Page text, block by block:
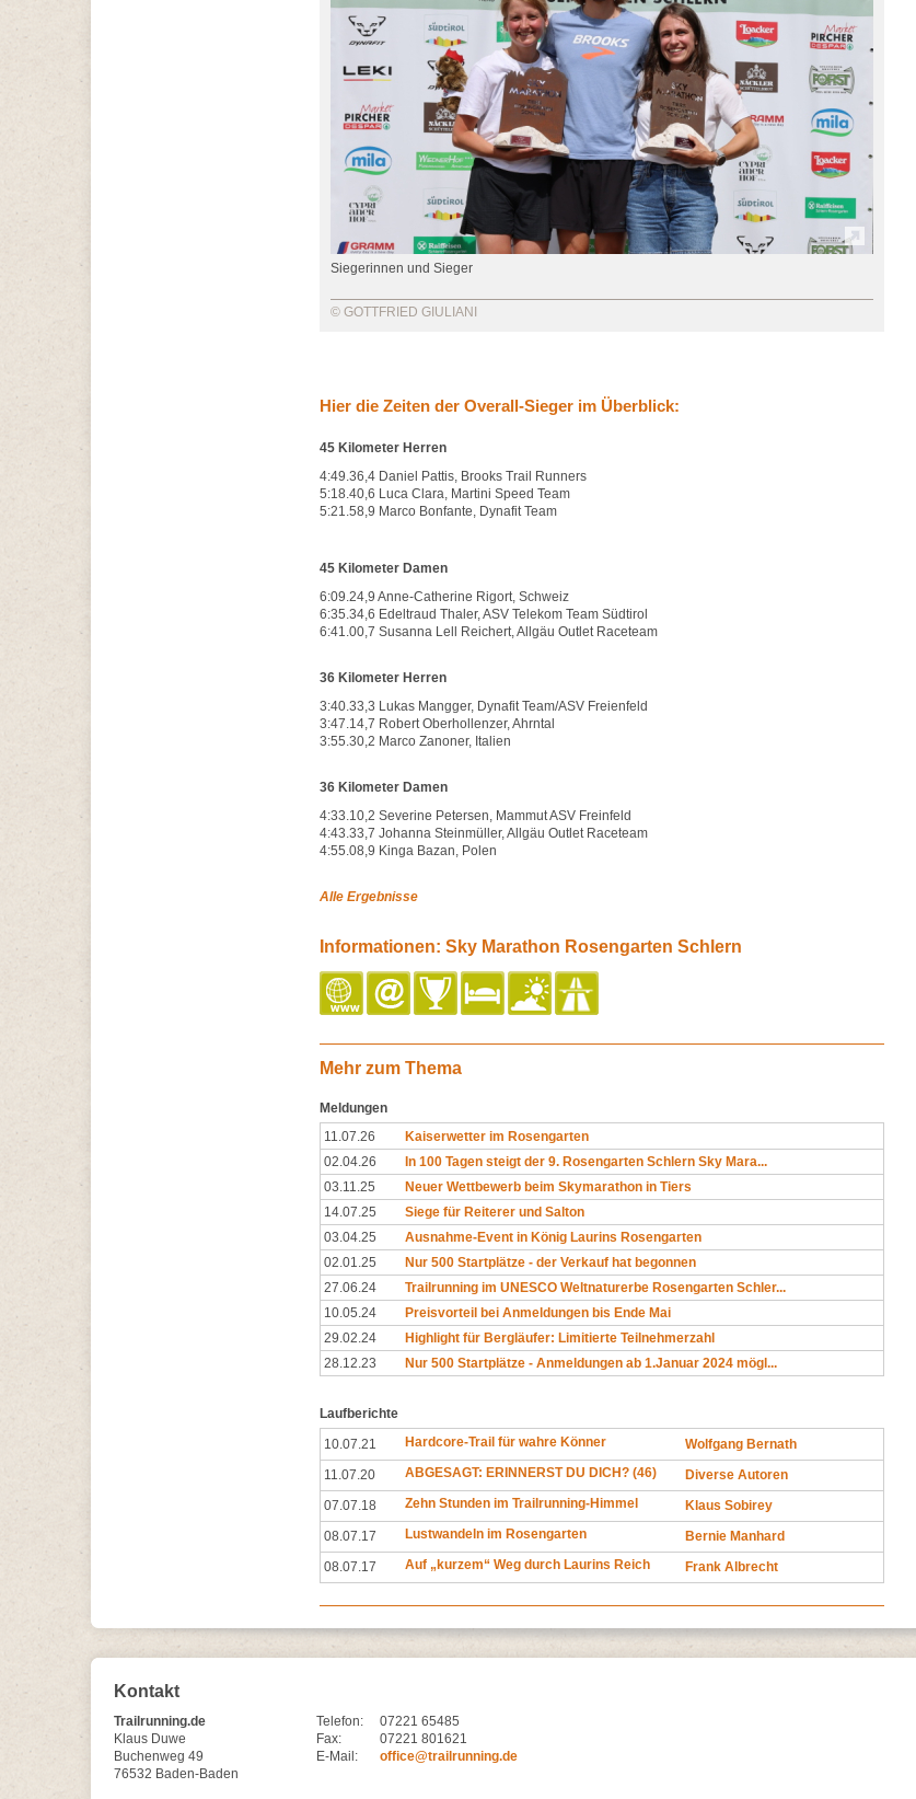
Siegerinnen und Sieger
© GOTTFRIED GIULIANI
Hier die Zeiten der Overall-Sieger im Überblick:
45 Kilometer Herren
4:49.36,4 Daniel Pattis, Brooks Trail Runners
5:18.40,6 Luca Clara, Martini Speed Team
5:21.58,9 Marco Bonfante, Dynafit Team
45 Kilometer Damen
6:09.24,9 Anne-Catherine Rigort, Schweiz
6:35.34,6 Edeltraud Thaler, ASV Telekom Team Südtirol
6:41.00,7 Susanna Lell Reichert, Allgäu Outlet Raceteam
36 Kilometer Herren
3:40.33,3 Lukas Mangger, Dynafit Team/ASV Freienfeld
3:47.14,7 Robert Oberhollenzer, Ahrntal
3:55.30,2 Marco Zanoner, Italien
36 Kilometer Damen
4:33.10,2 Severine Petersen, Mammut ASV Freinfeld
4:43.33,7 Johanna Steinmüller, Allgäu Outlet Raceteam
4:55.08,9 Kinga Bazan, Polen
Alle Ergebnisse
Informationen: Sky Marathon Rosengarten Schlern
Mehr zum Thema
Meldungen
11.07.26
Kaiserwetter im Rosengarten
02.04.26
In 100 Tagen steigt der 9. Rosengarten Schlern Sky Mara...
03.11.25
Neuer Wettbewerb beim Skymarathon in Tiers
14.07.25
Siege für Reiterer und Salton
03.04.25
Ausnahme-Event in König Laurins Rosengarten
02.01.25
Nur 500 Startplätze - der Verkauf hat begonnen
27.06.24
Trailrunning im UNESCO Weltnaturerbe Rosengarten Schler...
10.05.24
Preisvorteil bei Anmeldungen bis Ende Mai
29.02.24
Highlight für Bergläufer: Limitierte Teilnehmerzahl
28.12.23
Nur 500 Startplätze - Anmeldungen ab 1.Januar 2024 mögl...
Laufberichte
10.07.21
Hardcore-Trail für wahre Könner
Wolfgang Bernath
11.07.20
ABGESAGT: ERINNERST DU DICH? (46)
Diverse Autoren
07.07.18
Zehn Stunden im Trailrunning-Himmel
Klaus Sobirey
08.07.17
Lustwandeln im Rosengarten
Bernie Manhard
08.07.17
Auf „kurzem“ Weg durch Laurins Reich Frank Albrecht
Kontakt
Trailrunning.de
Klaus Duwe
Buchenweg 49
76532 Baden-Baden
Telefon:
07221 65485
Fax:
07221 801621
E-Mail:
office@trailrunning.de